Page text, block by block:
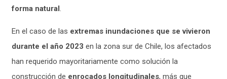
forma natural
En el caso de las extremas inundaciones que se vivieron
durante el año 2023 en la zona sur de Chile, los afectados
han requerido mayoritariamente como solución la
construcción de enrocados longitudinales, más que